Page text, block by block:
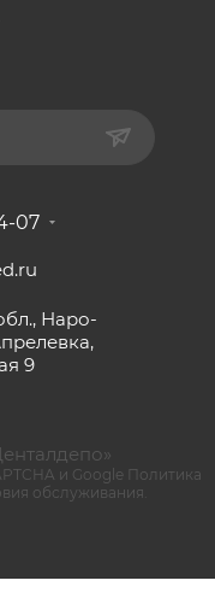
07
Наро-
9
и Google Политика
обслуживания